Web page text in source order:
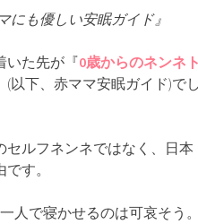
も優しい安眠ガイド』
いた先が『0歳からのネンネ
(以下、赤ママ安眠ガイド)で
ルフネンネではなく、日本
す。
人で寝かせるのは可哀そう